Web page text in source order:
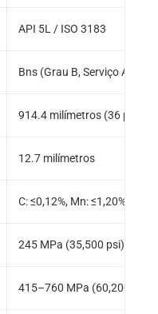
API 5L / ISO 3183
Bns (Grau B, Serviço Azedo)
914.4 milímetros (36
12.7 milímetros
C: ≤0,12%, Mn: ≤1,20%, P:
245 MPa (35,500 psi)
415–760 MPa